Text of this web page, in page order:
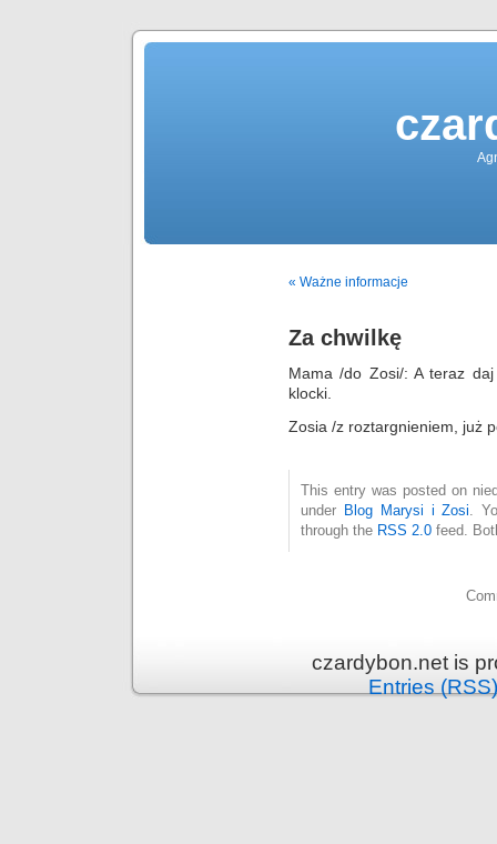
« Ważne informacje
Za chwilkę
Mama /do Zosi/: A teraz
klocki.
Zosia /z roztargnieniem, już
This entry was posted on
under Blog Marysi i Zosi.
through the RSS 2.0 feed.
czardybon.net is
Entries (RSS)